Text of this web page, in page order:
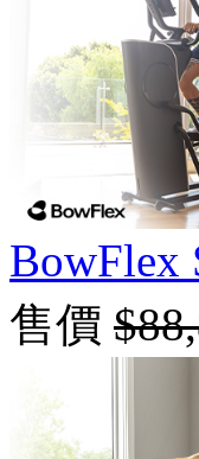
BowFlex
售價